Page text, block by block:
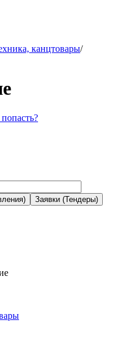
канцтовары/
Заявки (Тендеры)